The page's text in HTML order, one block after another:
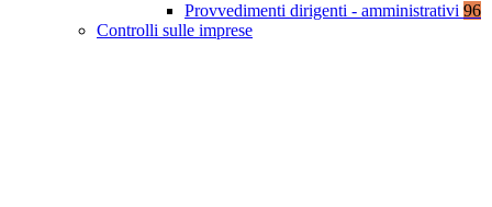
Provvedimenti dirigenti - amministrativi 96
Controlli sulle imprese